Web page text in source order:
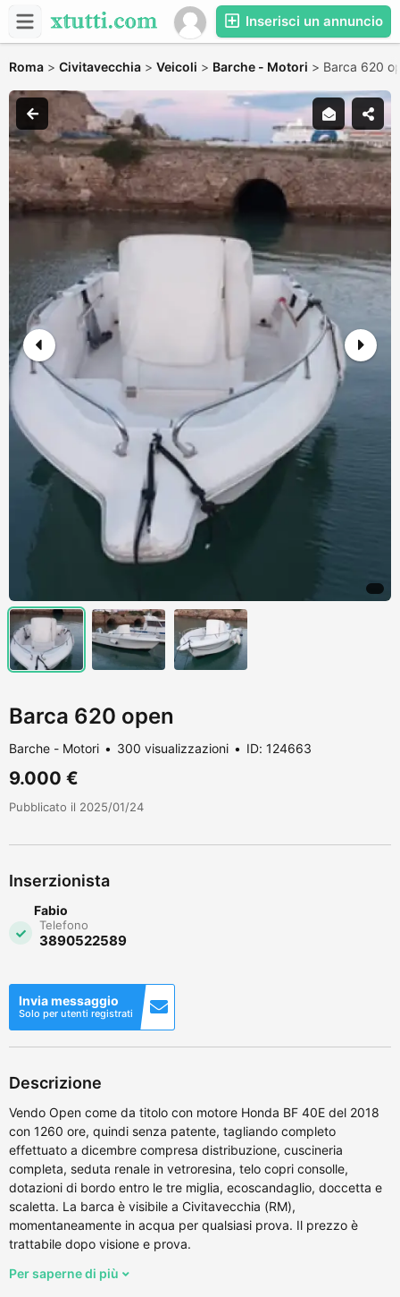
Inserisci un annuncio
Roma > Civitavecchia > Veicoli > Barche - Motori > Barca 620
Barca 620 open
Barche - Motori 300 visualizzazioni ID: 124663
9.000 €
Pubblicato il 2025/01/24
Inserzionista
Fabio
Telefono
3890522589
Invia messaggio
Solo per utenti registrati
Descrizione
Vendo Open come da titolo con motore Honda BF 40E del 2018
con 1260 ore, quindi senza patente, tagliando completo
effettuato a dicembre compresa distribuzione, cuscineria
completa, seduta renale in vetroresina, telo copri consolle,
dotazioni di bordo entro le tre miglia, ecoscandaglio, doccetta e
scaletta. La barca è visibile a Civitavecchia (RM),
momentaneamente in acqua per qualsiasi prova. Il prezzo è
trattabile dopo visione e prova.
Per saperne di più